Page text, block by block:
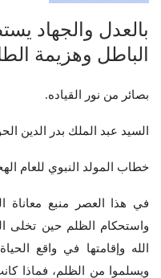
بالعدل والجهاد
الباطل وهزيمة
بصائر من نور القياده.
السيد عبد الملك بدر الدين
خطاب المولد النبوي للعام الهجري
في هذا العصر منبع
واستحكام الظلم حين تخلى
الله وإقامتها في واقع
ويسلموا من الظلم، فماذا